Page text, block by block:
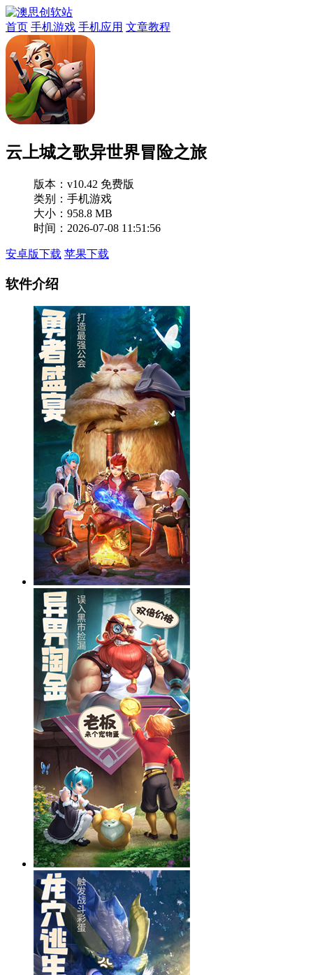
首页 手机游戏 手机应用 文章教程
云上城之歌异世界冒险之旅
版本： v10.42 免费版
类别：手机游戏
大小：958.8 MB
时间：2026-07-08 11:51:56
安卓版下载 苹果下载
软件介绍